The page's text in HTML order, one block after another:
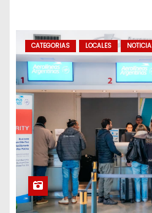
CATEGORIAS LOCALES